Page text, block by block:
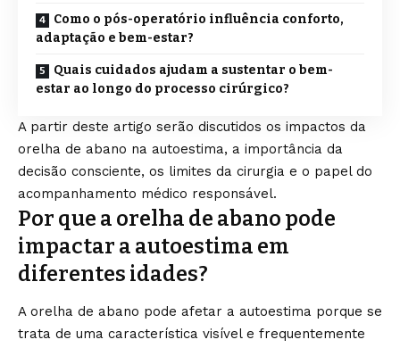
Como o pós-operatório influência conforto,
adaptação e bem-estar?
Quais cuidados ajudam a sustentar o bem-
estar ao longo do processo cirúrgico?
A partir deste artigo serão discutidos os impactos da
orelha de abano na autoestima, a importância da
decisão consciente, os limites da cirurgia e o papel do
acompanhamento médico responsável.
Por que a orelha de abano pode
impactar a autoestima em
diferentes idades?
A orelha de abano pode afetar a autoestima porque se
trata de uma característica visível e frequentemente